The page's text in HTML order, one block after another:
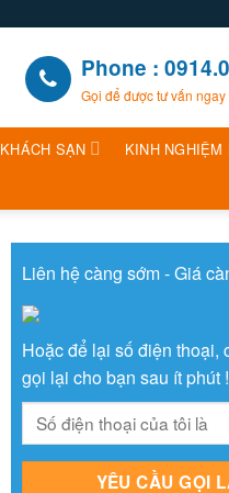
Phone :
Gọi để được tư vấn ngay
KHÁCH SẠN
KINH NGHIỆM
Liên hệ càng sớm - Giá
Hoặc để lại số điện thoại,
gọi lại cho bạn sau ít phút !